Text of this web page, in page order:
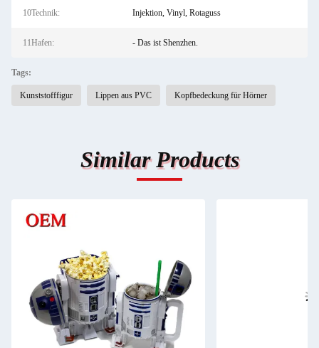
10Technik: Injektion, Vinyl, Rotaguss
11Hafen: - Das ist Shenzhen.
Tags:
Kunststofffigur Lippen aus PVC Kopfbedeckung für Hörner
Similar Products